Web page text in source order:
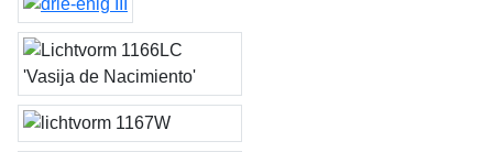
drie-enig III
Lichtvorm 1166LC,
1171LC, 1172A & 1173E